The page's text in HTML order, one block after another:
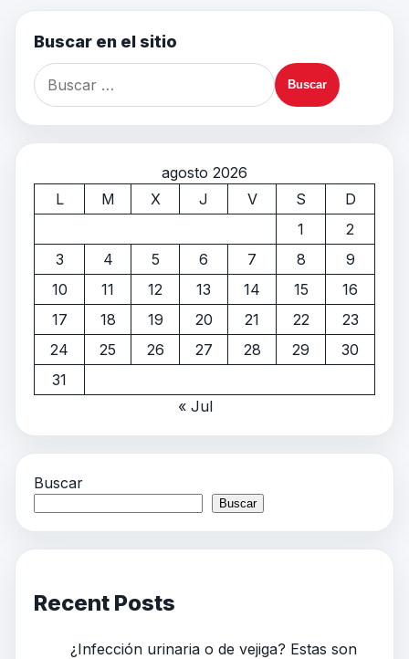
Buscar en el sitio
agosto 2026
L
M X J V S
D
1
2
3
4 5 6 7 8
9
10
11 12 13 14 15
16
17
18 19 20 21 22
23
24
25 26 27 28 29
30
31
« Jul
Buscar
Buscar
Recent Posts
¿Infección urinaria o de vejiga? Estas son